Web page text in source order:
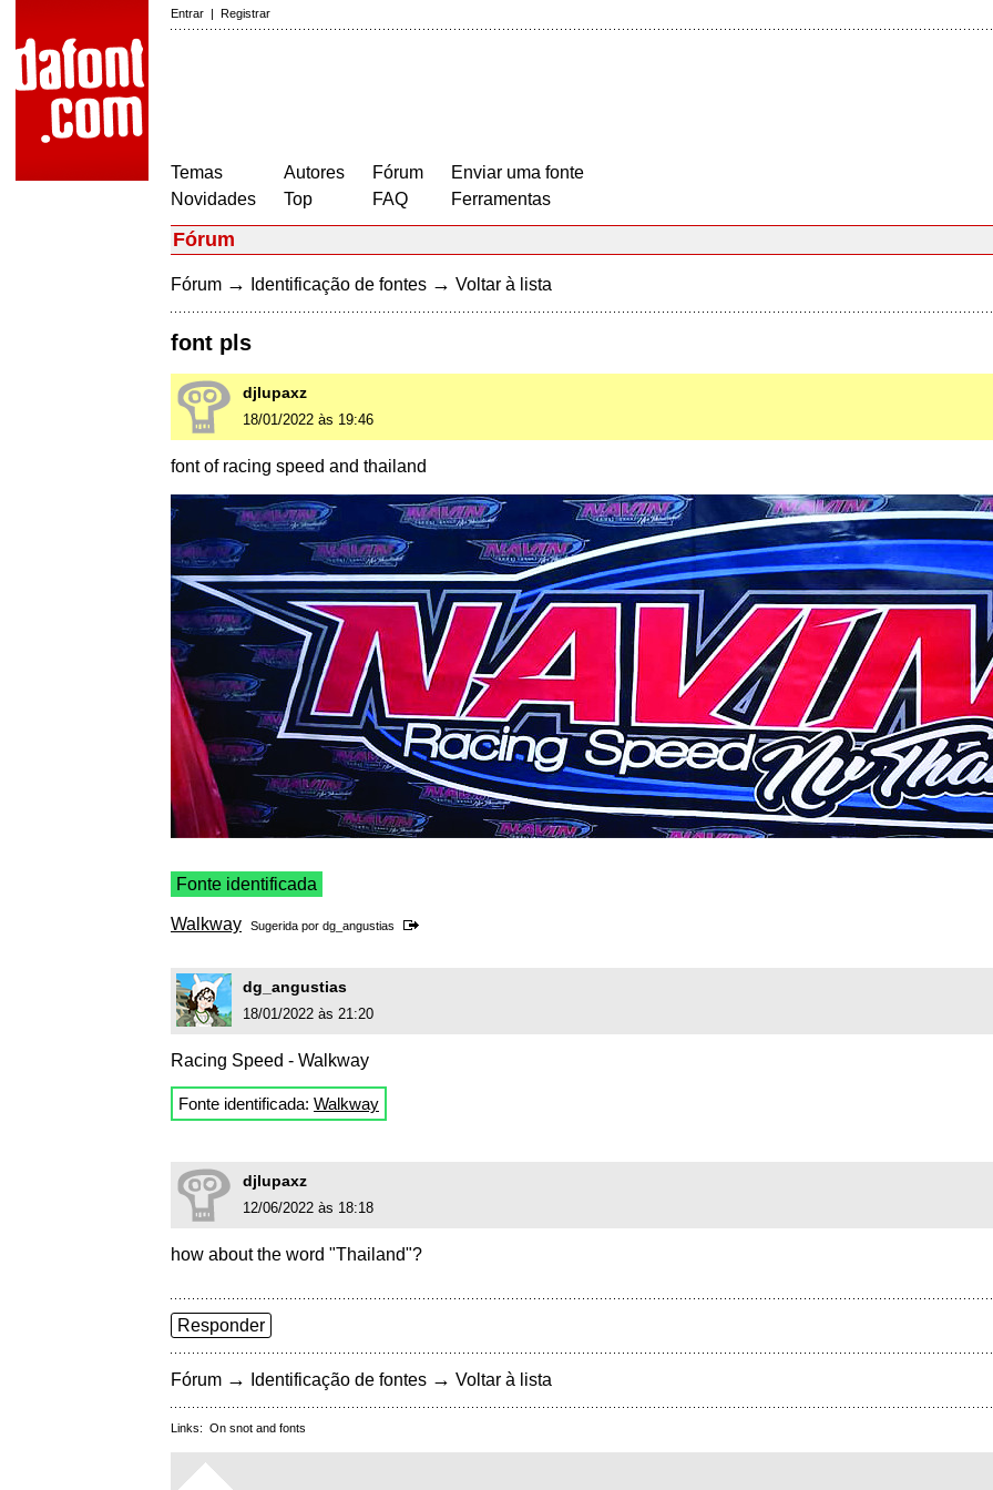
Entrar | Registrar
Temas
Novidades
Autores
Top
Fórum
FAQ
Enviar uma fonte
Ferramentas
Fórum
Fórum → Identificação de fontes → Voltar à lista
font pls
djlupaxz
18/01/2022 às 19:46
font of racing speed and thailand
Fonte identificada
Walkway Sugerida por dg_angustias
dg_angustias
18/01/2022 às 21:20
Racing Speed - Walkway
Fonte identificada: Walkway
djlupaxz
12/06/2022 às 18:18
how about the word "Thailand"?
Responder
Fórum → Identificação de fontes → Voltar à lista
Links: On snot and fonts